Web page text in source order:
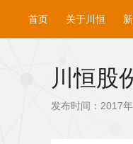
首页 关于川恒
川恒股
发布时间：2017